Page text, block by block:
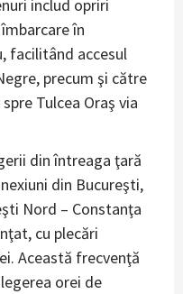
includ opriri
în
facilitând accesul
precum şi către
Tulcea Oraş via
din întreaga ţară
din Bucureşti,
Nord – Constanţa
cu plecări
Această frecvenţă
orei de